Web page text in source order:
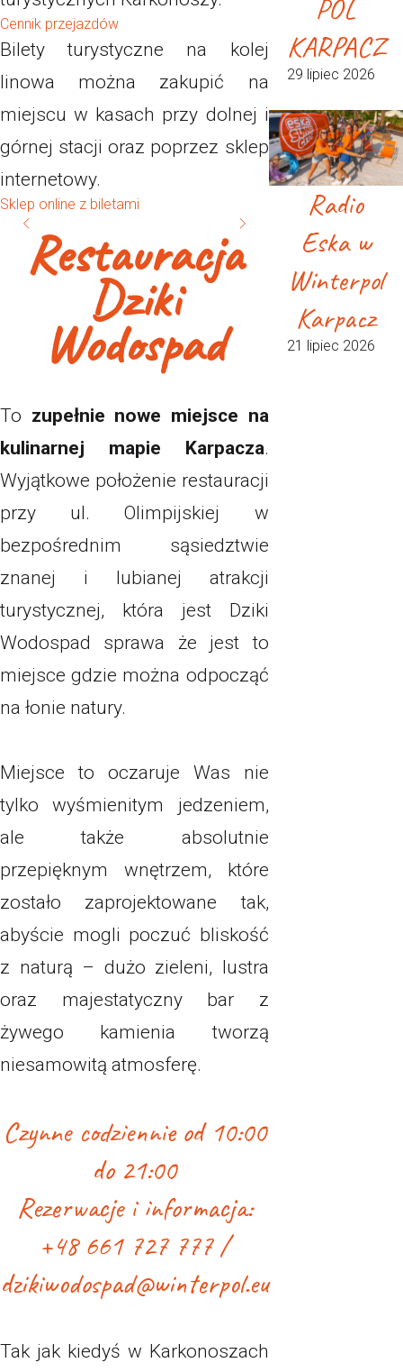
Cennik przejazdów
Bilety turystyczne na kolej
linowa można zakupić na
miejscu w kasach przy dolnej i
górnej stacji oraz poprzez sklep
internetowy.
Sklep online z biletami
Restauracja
Dziki
Wodospad
To zupełnie nowe miejsce na
kulinarnej mapie Karpacza.
Wyjątkowe położenie restauracji
przy ul. Olimpijskiej w
bezpośrednim sąsiedztwie
znanej i lubianej atrakcji
turystycznej, która jest Dziki
Wodospad sprawa że jest to
miejsce gdzie można odpocząć
na łonie natury.
Miejsce to oczaruje Was nie
tylko wyśmienitym jedzeniem,
ale także absolutnie
przepięknym wnętrzem, które
zostało zaprojektowane tak,
abyście mogli poczuć bliskość
z naturą – dużo zieleni, lustra
oraz majestatyczny bar z
żywego kamienia tworzą
niesamowitą atmosferę.
Czynne codziennie od 10:00
do 21:00
Rezerwacje i informacja:
+48 661 727 777 /
dzikiwodospad@winterpol.eu
Tak jak kiedyś w Karkonoszach
POL
KARPACZ
29 lipiec 2026
Radio
Eska w
Winterpol
Karpacz
21 lipiec 2026